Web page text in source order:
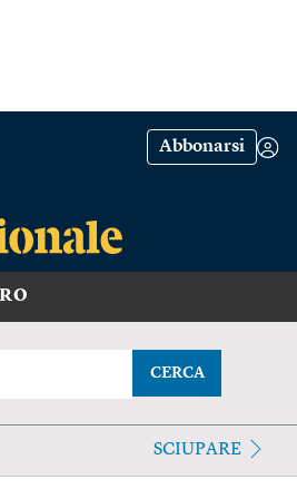
Abbonarsi
CERCA
SCIUPARE